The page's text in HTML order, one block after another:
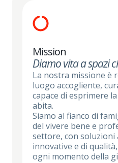
Mission
Diamo vita a spazi
La nostra missione è
luogo accogliente,
capace di esprimere
abita.
Siamo al fianco di
del vivere bene e
settore, con soluzioni
innovative e di
ogni momento della